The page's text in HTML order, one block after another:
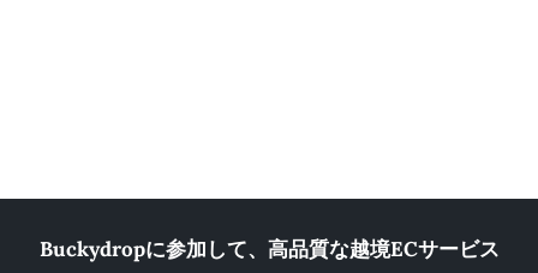
Buckydropに参加して、高品質な越境ECサービス